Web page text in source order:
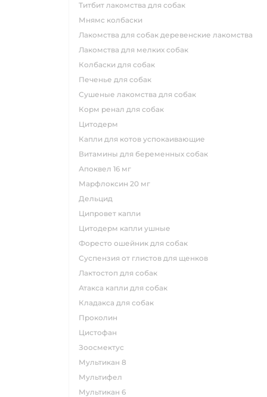
титбит лакомства для собак
мнямс колбаски
лакомства для собак деревенские лакомства
лакомства для мелких собак
колбаски для собак
печенье для собак
сушеные лакомства для собак
корм ренал для собак
цитодерм
капли для котов успокаивающие
витамины для беременных собак
апоквел 16 мг
марфлоксин 20 мг
дельцид
ципровет капли
цитодерм капли ушные
форесто ошейник для собак
суспензия от глистов для щенков
лактостоп для собак
атакса капли для собак
кладакса для собак
проколин
цистофан
зоосмектус
мультикан 8
мультифел
мультикан 6